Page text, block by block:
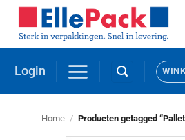
naar
inhoud
Login
Home / Producten getagged